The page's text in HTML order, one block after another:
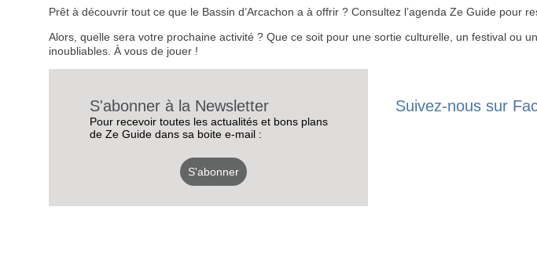
Prêt à découvrir tout ce que le Bassin d’Arcachon a à offrir ? Consultez l’agenda Ze Guide
Alors, quelle sera votre prochaine activité ? Que ce soit pour une sortie culturelle, un festival ou
inoubliables. À vous de jouer !
S'abonner à la Newsletter
Pour recevoir toutes les actualités et bons plans
de Ze Guide dans sa boite e-mail :
S'abonner
Suivez-nous sur